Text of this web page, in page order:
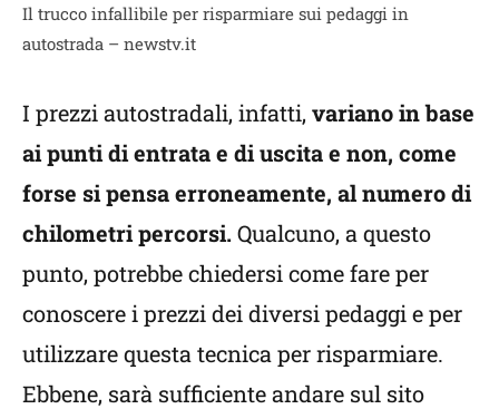
Il trucco infallibile per risparmiare sui pedaggi in
autostrada – newstv.it
I prezzi autostradali, infatti, variano in base
ai punti di entrata e di uscita e non, come
forse si pensa erroneamente, al numero di
chilometri percorsi.Qualcuno, a questo
punto, potrebbe chiedersi come fare per
conoscere i prezzi dei diversi pedaggi e per
utilizzare questa tecnica per risparmiare.
Ebbene, sarà sufficiente andare sul sito